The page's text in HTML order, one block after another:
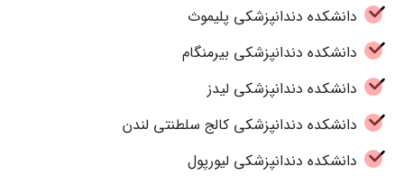
دانشکده دندانپزشکی پلیموث
دانشکده دندانپزشکی بیرمنگام
دانشکده دندانپزشکی لیدز
دانشکده دندانپزشکی کالج سلطنتی لندن
دانشکده دندانپزشکی لیورپول